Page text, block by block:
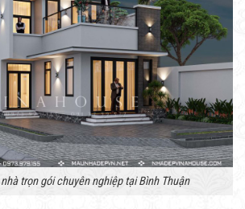
trọn gói chuyên nghiệp tại Bình Thuận